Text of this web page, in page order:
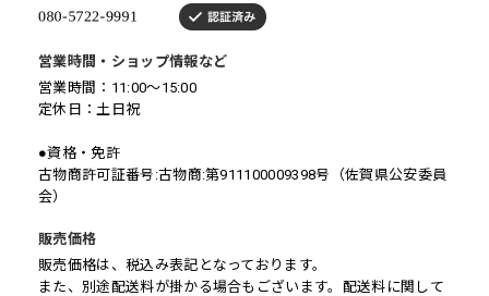
営業時間・ショップ情報など
営業時間：11:00～15:00
定休日：土日祝
●資格・免許
古物商許可証番号:古物商:第911100009398号（佐賀県公安委員
会）
販売価格
販売価格は、税込み表記となっております。
また、別途配送料が掛かる場合もございます。配送料に関して